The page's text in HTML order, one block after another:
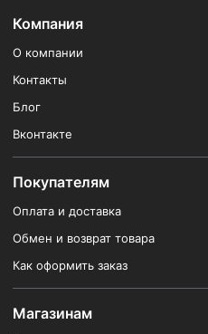
Компания
О компании
Контакты
Блог
Вконтакте
Покупателям
Оплата и доставка
Обмен и возврат товара
Как оформить заказ
Магазинам